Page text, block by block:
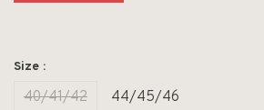
Size :
40/41/42 44/45/46